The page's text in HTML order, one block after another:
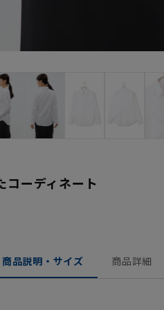
コーディネート
商品説明・サイズ 商品詳細